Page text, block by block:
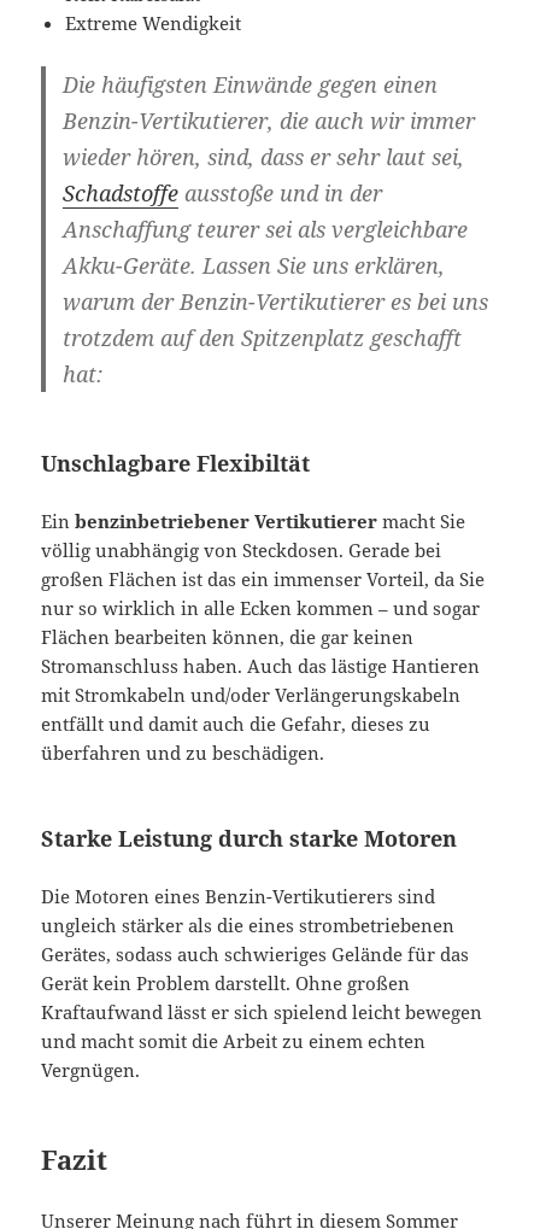
Extreme Wendigkeit
Die häufigsten Einwände gegen einen
Benzin-Vertikutierer, die auch wir immer
wieder hören, sind, dass er sehr laut sei,
Schadstoffe ausstoße und in der
Anschaffung teurer sei als vergleichbare
Akku-Geräte. Lassen Sie uns erklären,
warum der Benzin-Vertikutierer es bei uns
trotzdem auf den Spitzenplatz geschafft
hat:
Unschlagbare Flexibiltät
Einbenzinbetriebener Vertikutierer macht Sie
völlig unabhängig von Steckdosen. Gerade bei
großen Flächen ist das ein immenser Vorteil, da Sie
nur so wirklich in alle Ecken kommen – und sogar
Flächen bearbeiten können, die gar keinen
Stromanschluss haben. Auch das lästige Hantieren
mit Stromkabeln und/oder Verlängerungskabeln
entfällt und damit auch die Gefahr, dieses zu
überfahren und zu beschädigen.
Starke Leistung durch starke Motoren
Die Motoren eines Benzin-Vertikutierers sind
ungleich stärker als die eines strombetriebenen
Gerätes, sodass auch schwieriges Gelände für das
Gerät kein Problem darstellt. Ohne großen
Kraftaufwand lässt er sich spielend leicht bewegen
und macht somit die Arbeit zu einem echten
Vergnügen.
Fazit
Unserer Meinung nach führt in diesem Sommer